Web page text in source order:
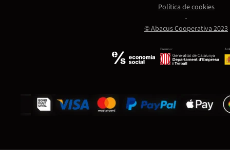
Promou:
© Abacus Cooperativa 2023
Política de cookies